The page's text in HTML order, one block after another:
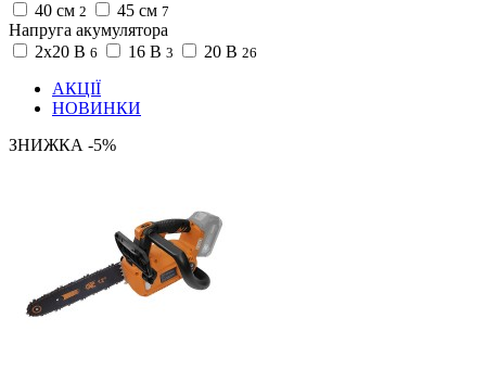
40 см 2 45 см 7
Напруга акумулятора
2x20 В 6 16 В 3 20 В 26
АКЦІЇ
НОВИНКИ
ЗНИЖКА -5%